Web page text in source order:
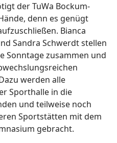
der TuWa Bockum-
denn es genügt
Bianca
Sandra Schwerdt stellen
Sonntage zusammen und
werden alle
Sporthalle in die
und teilweise noch
Sportstätten mit dem
gebracht.